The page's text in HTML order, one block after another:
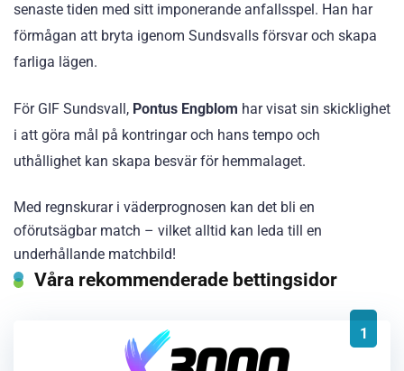
senaste tiden med sitt imponerande anfallsspel. Han har
förmågan att bryta igenom Sundsvalls försvar och skapa
farliga lägen.
För GIF Sundsvall, Pontus Engblom har visat sin skicklighet
i att göra mål på kontringar och hans tempo och
uthållighet kan skapa besvär för hemmalaget.
Med regnskurar i väderprognosen kan det bli en
oförutsägbar match – vilket alltid kan leda till en
underhållande matchbild!
Våra rekommenderade bettingsidor
1